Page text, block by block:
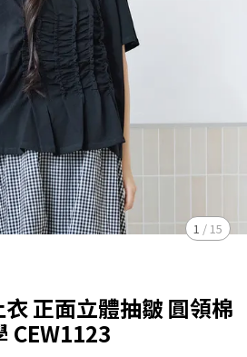
1 /15
正面立體抽皺 圓領棉
CEW1123